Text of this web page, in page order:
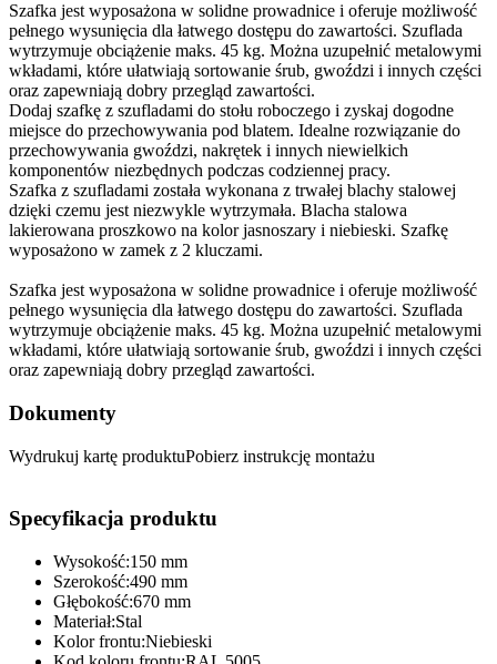
Szafka jest wyposażona w solidne prowadnice i oferuje możliwość
pełnego wysunięcia dla łatwego dostępu do zawartości. Szuflada
wytrzymuje obciążenie maks. 45 kg. Można uzupełnić metalowymi
wkładami, które ułatwiają sortowanie śrub, gwoździ i innych części
oraz zapewniają dobry przegląd zawartości.
Dodaj szafkę z szufladami do stołu roboczego i zyskaj dogodne
miejsce do przechowywania pod blatem. Idealne rozwiązanie do
przechowywania gwoździ, nakrętek i innych niewielkich
komponentów niezbędnych podczas codziennej pracy.
Szafka z szufladami została wykonana z trwałej blachy stalowej
dzięki czemu jest niezwykle wytrzymała. Blacha stalowa
lakierowana proszkowo na kolor jasnoszary i niebieski. Szafkę
wyposażono w zamek z 2 kluczami.
Szafka jest wyposażona w solidne prowadnice i oferuje możliwość
pełnego wysunięcia dla łatwego dostępu do zawartości. Szuflada
wytrzymuje obciążenie maks. 45 kg. Można uzupełnić metalowymi
wkładami, które ułatwiają sortowanie śrub, gwoździ i innych części
oraz zapewniają dobry przegląd zawartości.
Dokumenty
Wydrukuj kartę produktuPobierz instrukcję montażu
Specyfikacja produktu
Wysokość:150 mm
Szerokość:490 mm
Głębokość:670 mm
Materiał:Stal
Kolor frontu:Niebieski